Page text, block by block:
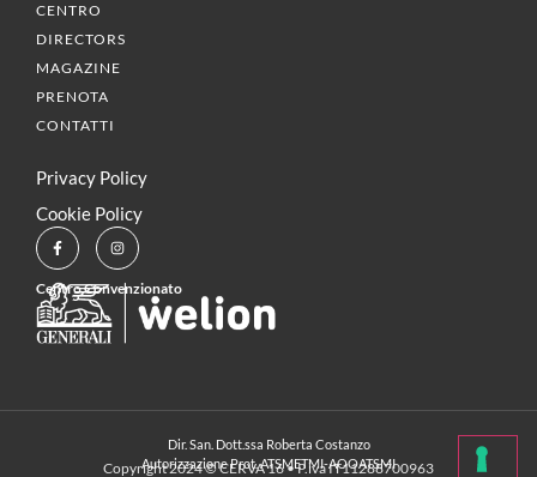
CENTRO
DIRECTORS
MAGAZINE
PRENOTA
CONTATTI
Privacy Policy
Cookie Policy
Centro Convenzionato
Dir. San. Dott.ssa Roberta Costanzo
Autorizzazione Prot. ATSMETMI-AOOATSMI
Copyright 2024 © CERVA 16 • P.iva IT11288700963